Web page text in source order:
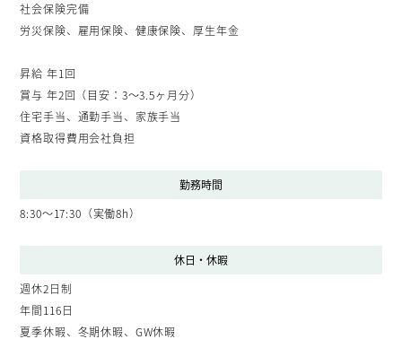
社会保険完備
労災保険、雇用保険、健康保険、厚生年金
昇給 年1回
賞与 年2回（目安：3～3.5ヶ月分）
住宅手当、通勤手当、家族手当
資格取得費用会社負担
勤務時間
8:30〜17:30（実働8h）
休日・休暇
週休2日制
年間116日
夏季休暇、冬期休暇、GW休暇